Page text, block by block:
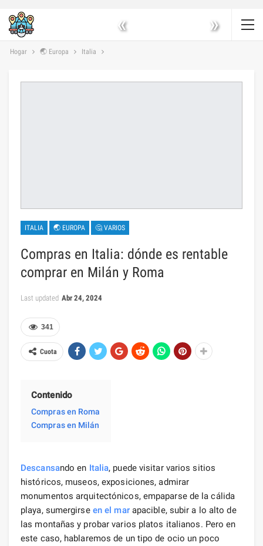
« »
Hogar 🌏 Europa Italia
ITALIA 🌏 EUROPA 🤔 VARIOS
Compras en Italia: dónde es rentable
comprar en Milán y Roma
Last updated Abr 24, 2024
341
Cuota
Contenido
Compras en Roma
Compras en Milán
Descansando en Italia, puede visitar varios sitios
históricos, museos, exposiciones, admirar
monumentos arquitectónicos, empaparse de la cálida
playa, sumergirse en el marapacible, subir a lo alto de
las montañas y probar varios platos italianos. Pero en
este caso, hablaremos de un tipo de ocio un poco